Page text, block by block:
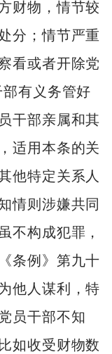
财物，情节较
分；情节严重
看或者开除党
有义务管好
干部亲属和其
适用本条的关
他特定关系人
情则涉嫌共同
不构成犯罪，
条例》第九十
他人谋利，特
员干部不知
如收受财物数